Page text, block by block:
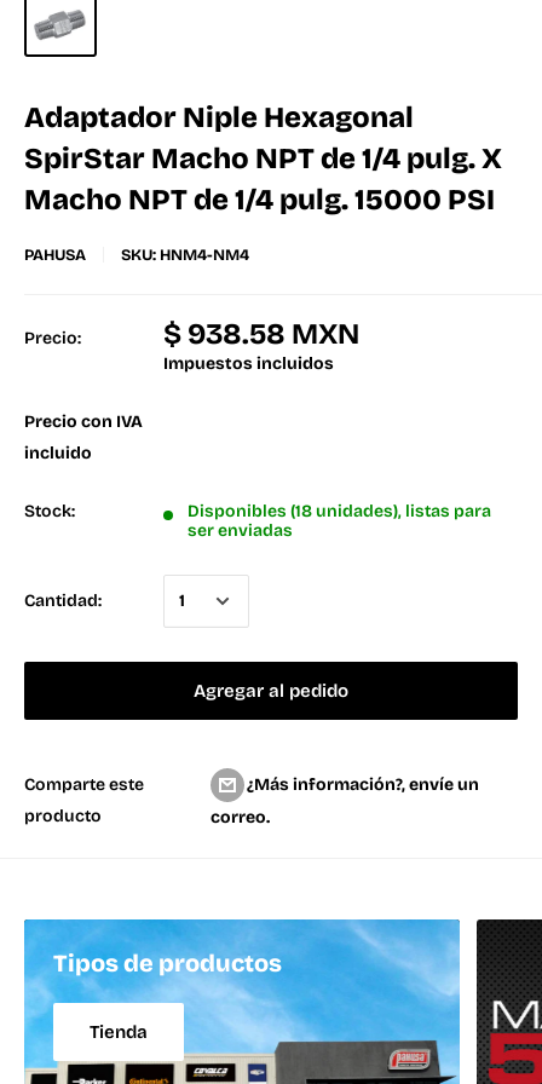
Adaptador Niple Hexagonal
SpirStar Macho NPT de 1/4 pulg. X
Macho NPT de 1/4 pulg. 15000 PSI
PAHUSA SKU: HNM4-NM4
Precio: $ 938.58 MXN
Impuestos incluidos
Precio con IVA
incluido
Stock:
Disponibles (18 unidades), listas para
ser enviadas
Cantidad:
Agregar al pedido
Comparte este
producto
¿Más información?, envíe un
correo.
Tipos de productos
Tienda